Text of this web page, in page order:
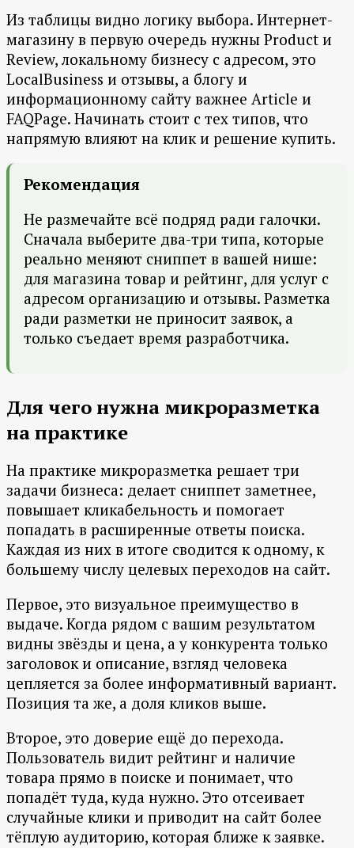
Из таблицы видно логику выбора. Интернет-
магазину в первую очередь нужны Product и
Review, локальному бизнесу с адресом, это
LocalBusiness и отзывы, а блогу и
информационному сайту важнее Article и
FAQPage. Начинать стоит с тех типов, что
напрямую влияют на клик и решение купить.
Рекомендация
Не размечайте всё подряд ради галочки.
Сначала выберите два-три типа, которые
реально меняют сниппет в вашей нише:
для магазина товар и рейтинг, для услуг с
адресом организацию и отзывы. Разметка
ради разметки не приносит заявок, а
только съедает время разработчика.
Для чего нужна микроразметка
на практике
На практике микроразметка решает три
задачи бизнеса: делает сниппет заметнее,
повышает кликабельность и помогает
попадать в расширенные ответы поиска.
Каждая из них в итоге сводится к одному, к
большему числу целевых переходов на сайт.
Первое, это визуальное преимущество в
выдаче. Когда рядом с вашим результатом
видны звёзды и цена, а у конкурента только
заголовок и описание, взгляд человека
цепляется за более информативный вариант.
Позиция та же, а доля кликов выше.
Второе, это доверие ещё до перехода.
Пользователь видит рейтинг и наличие
товара прямо в поиске и понимает, что
попадёт туда, куда нужно. Это отсеивает
случайные клики и приводит на сайт более
тёплую аудиторию, которая ближе к заявке.